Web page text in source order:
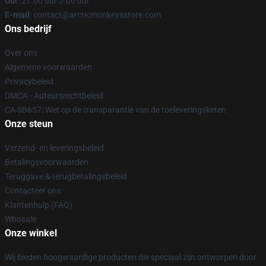
E-mail : contact@arcticmonkeysstore.com
Ons bedrijf
Over ons
Algemene voorwaarden
Privacybeleid
DMCA - Auteursrechtbeleid
CA SB657: Wet op de transparantie van de toeleveringsketen
Onze steun
Verzend- en leveringsbeleid
Betalingsvoorwaarden
Teruggave & terugbetalingsbeleid
Contacteer ons
Klantenhulp (FAQ)
Whosale
Onze winkel
Wij bieden hoogwaardige producten die speciaal zijn ontworpen door